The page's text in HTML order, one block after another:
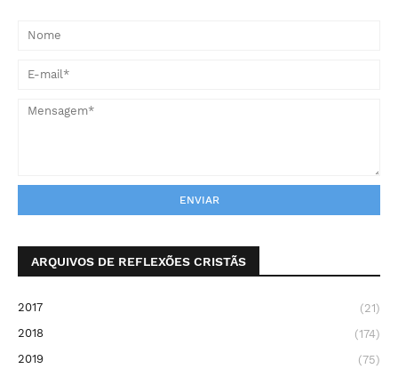
ARQUIVOS DE REFLEXÕES CRISTÃS
2017
(21)
2018
(174)
2019
(75)